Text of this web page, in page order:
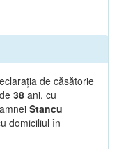
de căsătorie
38 ani, cu
Stancu
domiciliul în